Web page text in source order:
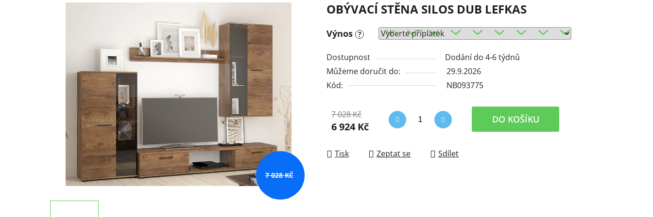
OBÝVACÍ STĚNA SILOS DUB LEFKAS
Výnos ?
Dostupnost
Dodání do 4-6 týdnů
Můžeme doručit do:
29.9.2026
Kód:
NB093775
7 028 Kč
6 924 Kč
DO KOŠÍKU
Tisk Zeptat se Sdílet
7 028 KČ